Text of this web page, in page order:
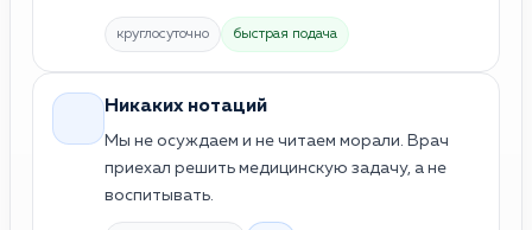
круглосуточно быстрая подача
Никаких нотаций
Мы не осуждаем и не читаем морали. Врач
приехал решить медицинскую задачу, а не
воспитывать.